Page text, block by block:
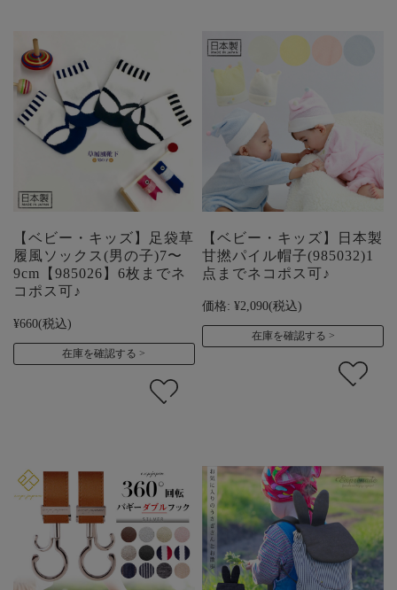
【ベビー・キッズ】足袋草
履風ソックス(男の子)7〜
9cm【985026】6枚までネ
コポス可♪
¥660(税込)
在庫を確認する
【ベビー・キッズ】日本製
甘撚パイル帽子(985032)1
点までネコポス可♪
価格: ¥2,090(税込)
在庫を確認する